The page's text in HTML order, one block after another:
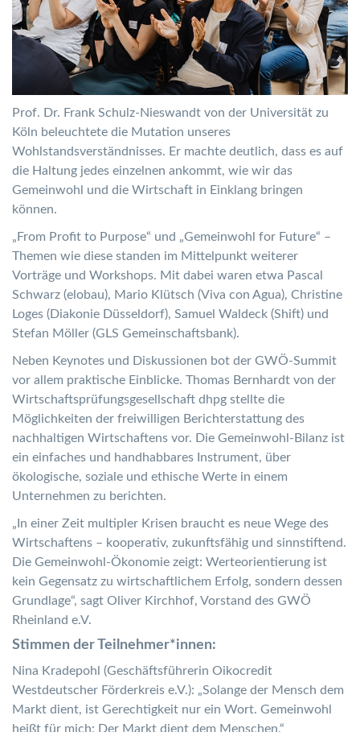
Prof. Dr. Frank Schulz-Nieswandt von der Universität zu
Köln beleuchtete die Mutation unseres
Wohlstandsverständnisses. Er machte deutlich, dass es auf
die Haltung jedes einzelnen ankommt, wie wir das
Gemeinwohl und die Wirtschaft in Einklang bringen
können.
„From Profit to Purpose“ und „Gemeinwohl for Future“ –
Themen wie diese standen im Mittelpunkt weiterer
Vorträge und Workshops. Mit dabei waren etwa Pascal
Schwarz (elobau), Mario Klütsch (Viva con Agua), Christine
Loges (Diakonie Düsseldorf), Samuel Waldeck (Shift) und
Stefan Möller (GLS Gemeinschaftsbank).
Neben Keynotes und Diskussionen bot der GWÖ-Summit
vor allem praktische Einblicke. Thomas Bernhardt von der
Wirtschaftsprüfungsgesellschaft dhpg stellte die
Möglichkeiten der freiwilligen Berichterstattung des
nachhaltigen Wirtschaftens vor. Die Gemeinwohl-Bilanz ist
ein einfaches und handhabbares Instrument, über
ökologische, soziale und ethische Werte in einem
Unternehmen zu berichten.
„In einer Zeit multipler Krisen braucht es neue Wege des
Wirtschaftens – kooperativ, zukunftsfähig und sinnstiftend.
Die Gemeinwohl-Ökonomie zeigt: Werteorientierung ist
kein Gegensatz zu wirtschaftlichem Erfolg, sondern dessen
Grundlage“, sagt Oliver Kirchhof, Vorstand des GWÖ
Rheinland e.V.
Stimmen der Teilnehmer*innen:
Nina Kradepohl (Geschäftsführerin Oikocredit
Westdeutscher Förderkreis e.V.): „Solange der Mensch dem
Markt dient, ist Gerechtigkeit nur ein Wort. Gemeinwohl
heißt für mich: Der Markt dient dem Menschen.“